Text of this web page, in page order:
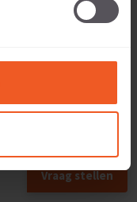
Vraag stellen